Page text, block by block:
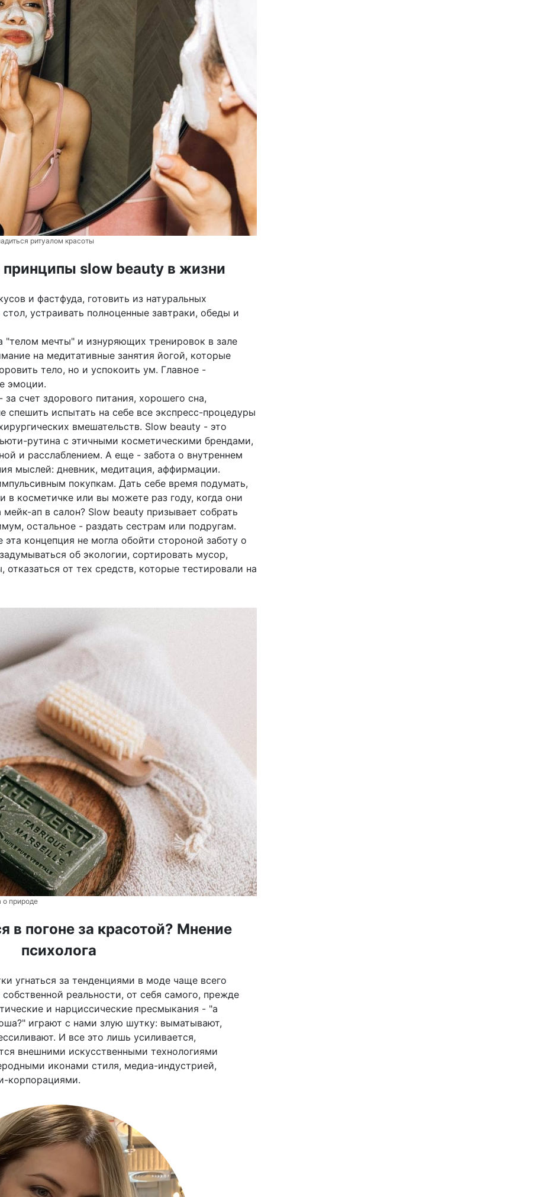
ритуалом красоты
принципы slow beauty в жизни
и фастфуда, готовить из натуральных
устраивать полноценные завтраки, обеды и
"телом мечты" и изнуряющих тренировок в зале
на медитативные занятия йогой, которые
тело, но и успокоить ум. Главное -
эмоции.
за счет здорового питания, хорошего сна,
спешить испытать на себе все экспресс-процедуры
вмешательств. Slow beauty - это
рутина с этичными косметическими брендами,
и расслаблением. А еще - забота о внутреннем
мыслей: дневник, медитация, аффирмации.
покупкам. Дать себе время подумать,
в косметичке или вы можете раз году, когда они
мейк-ап в салон? Slow beauty призывает собрать
остальное - раздать сестрам или подругам.
эта концепция не могла обойти стороной заботу о
об экологии, сортировать мусор,
от тех средств, которые тестировали на
о природе
в погоне за красотой? Мнение
психолога
угнаться за тенденциями в моде чаще всего
реальности, от себя самого, прежде
и нарциссические пресмыкания - "а
играют с нами злую шутку: выматывают,
И все это лишь усиливается,
внешними искусственными технологиями
иконами стиля, медиа-индустрией,
корпорациями.